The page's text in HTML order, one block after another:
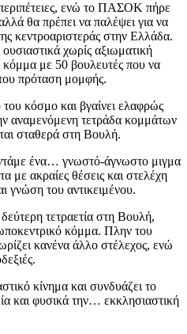
ενώ το ΠΑΣΟΚ πήρε
θα πρέπει να παλέψει για να
κεντροαριστεράς στην Ελλάδα.
χωρίς αξιωματική
κόμμα με 50 βουλευτές που να
πρόταση μομφής.
κόσμο και βγαίνει ελαφρώς
αναμενόμενη τετράδα κομμάτων
σταθερά στη Βουλή.
ένα… γνωστό-άγνωστο μιγμα
με ακραίες θέσεις και στελέχη
γνώση του αντικειμένου.
τετραετία στη Βουλή,
κόμμα. Πλην του
κανένα άλλο στέλεχος, ενώ
κίνημα και συνδυάζει το
και φυσικά την… εκκλησιαστική